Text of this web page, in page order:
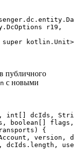
r19,
публичного
с новыми
int[] dcIds,
boolean[]
{
version,
dcIds.length,